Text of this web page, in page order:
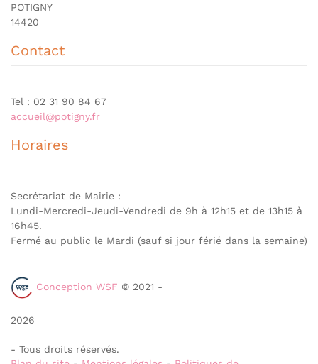
POTIGNY
14420
Contact
Tel : 02 31 90 84 67
accueil@potigny.fr
Horaires
Secrétariat de Mairie :
Lundi-Mercredi-Jeudi-Vendredi de 9h à 12h15 et de 13h15 à
16h45.
Fermé au public le Mardi (sauf si jour férié dans la semaine)
Conception WSF © 2021 -
2026
- Tous droits réservés.